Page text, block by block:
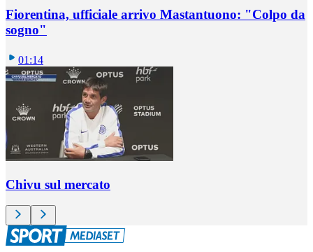
Fiorentina, ufficiale arrivo Mastantuono: "Colpo da
sogno"
01:14
Chivu sul mercato